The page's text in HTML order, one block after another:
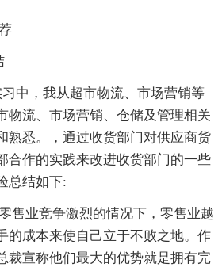
中，我从超市物流、市场营销等
物流、市场营销、仓储及管理相关
熟悉。，通过收货部门对供应商货
合作的实践来改进收货部门的一些
总结如下:
售业竞争激烈的情况下，零售业越
的成本来使自己立于不败之地。作
裁宣称他们最大的优势就是拥有完